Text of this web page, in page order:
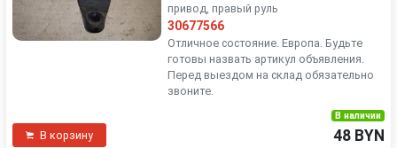
привод, правый руль
30677566
Отличное состояние. Европа. Будьте
готовы назвать артикул объявления.
Перед выездом на склад обязательно
звоните.
В корзину
В наличии
48 BYN